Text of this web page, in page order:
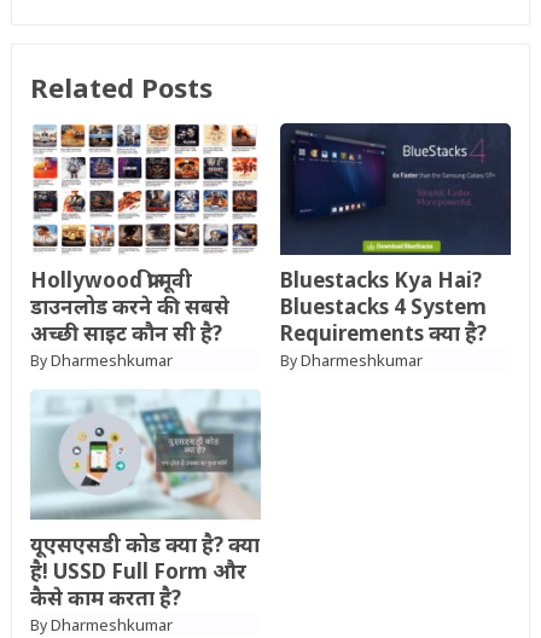
Related Posts
Hollywood फ्री मूवी
डाउनलोड करने की सबसे
अच्छी साइट कौन सी है?
ByDharmeshkumar
Bluestacks Kya Hai?
Bluestacks 4 System
Requirements क्या है?
ByDharmeshkumar
यूएसएसडी कोड क्या है? क्या
है! USSD Full Form और
कैसे काम करता है?
ByDharmeshkumar